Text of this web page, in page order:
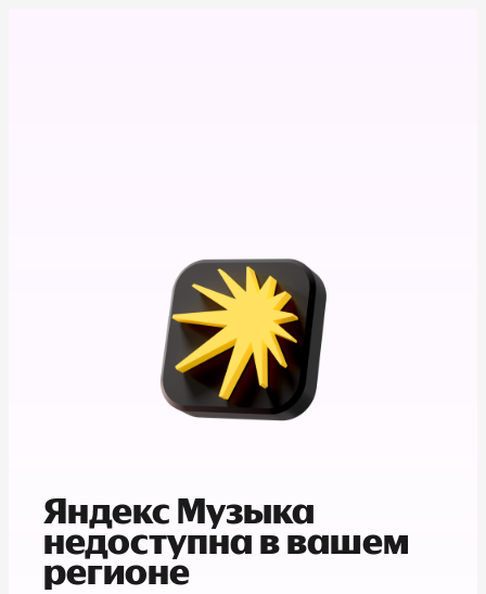
Яндекс Музыка
недоступна в вашем
регионе